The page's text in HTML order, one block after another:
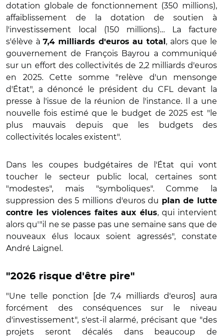
dotation globale de fonctionnement (350 millions),
affaiblissement de la dotation de soutien à
l'investissement local (150 millions)… La facture
s'élève à7,4 milliards d'euros au total , alors que le
gouvernement de François Bayrou a communiqué
sur un effort des collectivités de 2,2 milliards d'euros
en 2025. Cette somme "relève d'un mensonge
d'État", a dénoncé le président du CFL devant la
presse à l'issue de la réunion de l'instance. Il a une
nouvelle fois estimé que le budget de 2025 est "le
plus mauvais depuis que les budgets des
collectivités locales existent".
Dans les coupes budgétaires de l'État qui vont
toucher le secteur public local, certaines sont
"modestes", mais "symboliques". Comme la
suppression des 5 millions d'euros du plan de lutte
contre les violences faites aux élus, qui intervient
alors qu'"il ne se passe pas une semaine sans que de
nouveaux élus locaux soient agressés", constate
André Laignel.
"2026 risque d'être pire"
"Une telle ponction [de 7,4 milliards d'euros] aura
forcément des conséquences sur le niveau
d'investissement", s'est-il alarmé, précisant que "des
projets seront décalés dans beaucoup de